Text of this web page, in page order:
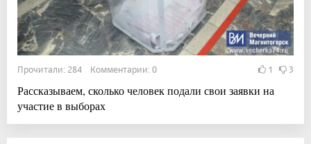
Прочитали: 284 Комментарии: 0 1 3
Рассказываем, сколько человек подали свои заявки на
участие в выборах